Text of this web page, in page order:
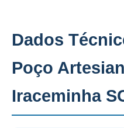
Dados
Poço
Iraceminha